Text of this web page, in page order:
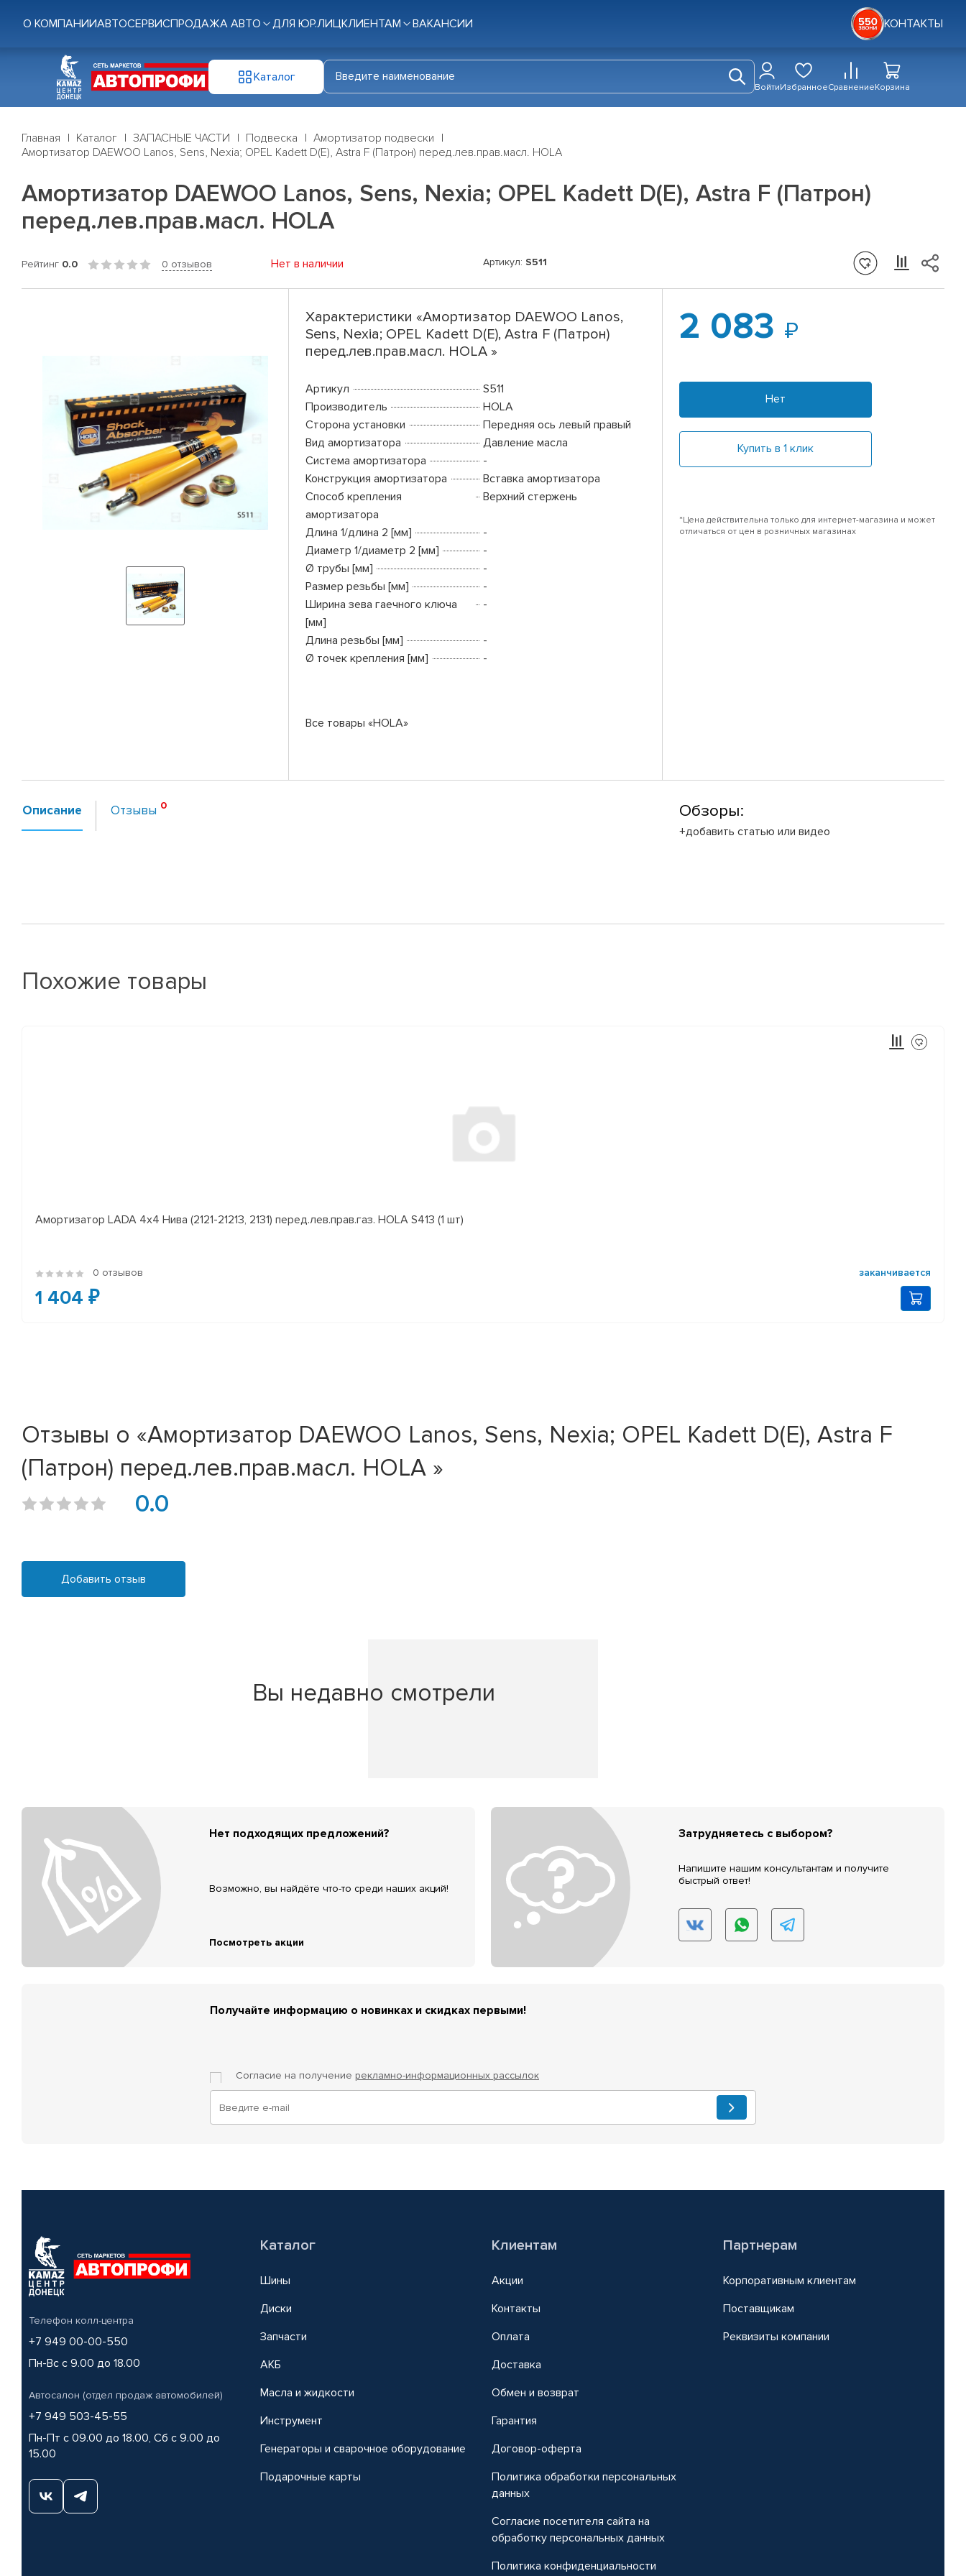
О КОМПАНИИАВТОСЕРВИСПРОДАЖА АВТО ДЛЯ ЮР.ЛИЦКЛИЕНТАМ ВАКАНСИИ КОНТАКТЫ
Каталог
ВойтиИзбранноеСравнениеКорзина
Главная Каталог ЗАПАСНЫЕ ЧАСТИ Подвеска
Амортизатор подвески
Амортизатор DAEWOO Lanos, Sens, Nexia; OPEL Kadett D(E), Astra F (Патрон) перед.лев.прав.масл. HOLA
Амортизатор DAEWOO Lanos, Sens, Nexia; OPEL Kadett D(E), Astra F (Патрон)
перед.лев.прав.масл. HOLA
Рейтинг 0.0 0 отзывов Нет в наличии Артикул: S511
Характеристики «Амортизатор DAEWOO Lanos,
Sens, Nexia; OPEL Kadett D(E), Astra F (Патрон)
перед.лев.прав.масл. HOLA »
Артикул
S511
Производитель
HOLA
Сторона установки
Передняя ось левый правый
Вид амортизатора
Давление масла
Система амортизатора
-
Конструкция амортизатора
Вставка амортизатора
Способ крепления
амортизатора
Верхний стержень
Длина 1/длина 2 [мм]
-
Диаметр 1/диаметр 2 [мм]
-
Ø трубы [мм]
-
Размер резьбы [мм]
-
Ширина зева гаечного ключа
[мм]
-
Длина резьбы [мм]
-
Ø точек крепления [мм]
-
Все товары «HOLA»
2 083
Нет
Купить в 1 клик
*Цена действительна только для интернет-магазина и может
отличаться от цен в розничных магазинах
Описание Отзывы Обзоры:
+добавить статью или видео
Похожие товары
Амортизатор LADA 4x4 Нива (2121-21213, 2131) перед.лев.прав.газ. HOLA S413 (1 шт)
0 отзывов заканчивается
1 404 ₽
Отзывы о «Амортизатор DAEWOO Lanos, Sens, Nexia; OPEL Kadett D(E), Astra F
(Патрон) перед.лев.прав.масл. HOLA »
0.0
Добавить отзыв
Вы недавно смотрели
Нет подходящих предложений?
Возможно, вы найдёте что-то среди наших акций!
Посмотреть акции
Затрудняетесь с выбором?
Напишите нашим консультантам и получите
быстрый ответ!
Получайте информацию о новинках и скидках первыми!
Согласие на получение рекламно-информационных рассылок
Телефон колл-центра
+7 949 00-00-550
Пн-Вс с 9.00 до 18.00
Автосалон (отдел продаж автомобилей)
+7 949 503-45-55
Пн-Пт с 09.00 до 18.00, Сб с 9.00 до
15.00
Каталог
Шины
Диски
Запчасти
АКБ
Масла и жидкости
Инструмент
Генераторы и сварочное оборудование
Подарочные карты
Клиентам
Акции
Контакты
Оплата
Доставка
Обмен и возврат
Гарантия
Договор-оферта
Политика обработки персональных
данных
Согласие посетителя сайта на
обработку персональных данных
Политика конфиденциальности
Партнерам
Корпоративным клиентам
Поставщикам
Реквизиты компании